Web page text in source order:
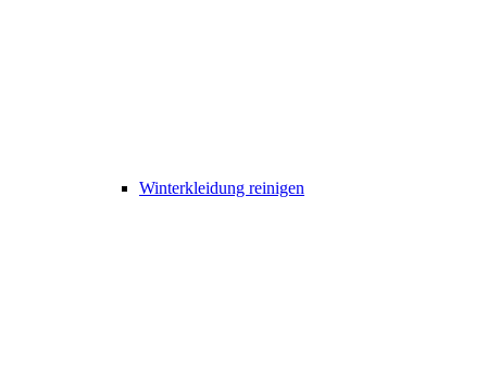
Winterkleidung reinigen